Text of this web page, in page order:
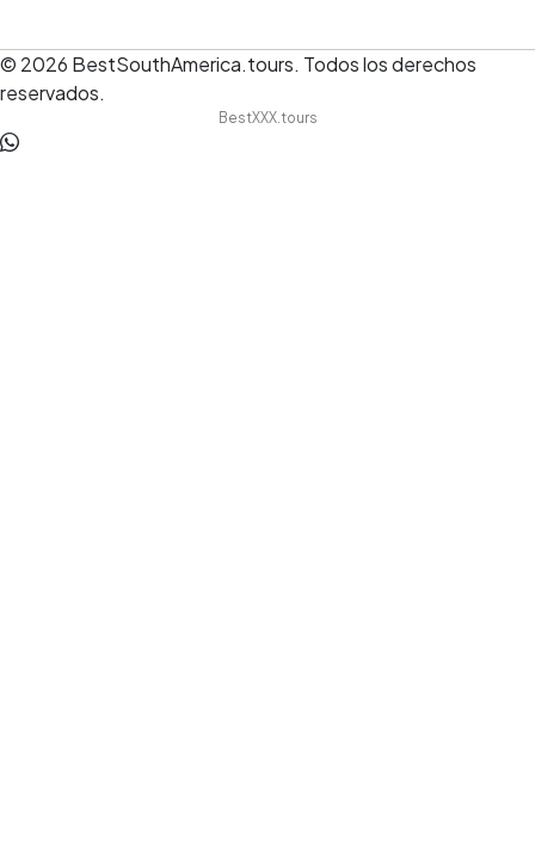
© 2026 BestSouthAmerica.tours. Todos los derechos
reservados.
BestXXX.tours